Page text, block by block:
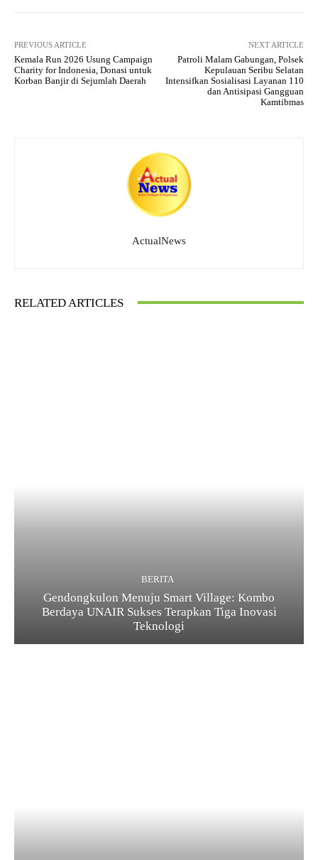
PREVIOUS ARTICLE
Kemala Run 2026 Usung Campaign
Charity for Indonesia, Donasi untuk
Korban Banjir di Sejumlah Daerah
NEXT ARTICLE
Patroli Malam Gabungan, Polsek
Kepulauan Seribu Selatan
Intensifkan Sosialisasi Layanan 110
dan Antisipasi Gangguan
Kamtibmas
ActualNews
RELATED ARTICLES
BERITA
Gendongkulon Menuju Smart Village: Kombo
Berdaya UNAIR Sukses Terapkan Tiga Inovasi
Teknologi